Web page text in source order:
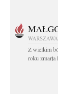
WARSZAWA
Z wielkim
roku